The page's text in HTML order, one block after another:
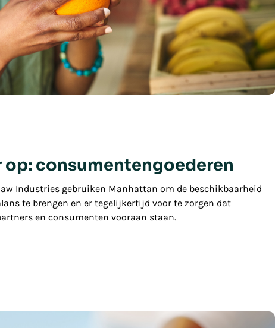
consumentengoederen
Industries gebruiken Manhattan om de beschikbaarheid
te brengen en er tegelijkertijd voor te zorgen dat
en consumenten vooraan staan.